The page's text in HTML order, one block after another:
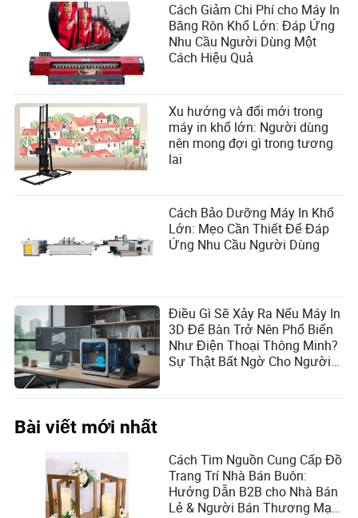
Cách Giảm Chi Phí cho Máy In
Băng Rôn Khổ Lớn: Đáp Ứng
Nhu Cầu Người Dùng Một
Cách Hiệu Quả
Xu hướng và đổi mới trong
máy in khổ lớn: Người dùng
nên mong đợi gì trong tương
lai
Cách Bảo Dưỡng Máy In Khổ
Lớn: Mẹo Cần Thiết Để Đáp
Ứng Nhu Cầu Người Dùng
Điều Gì Sẽ Xảy Ra Nếu Máy In
3D Để Bàn Trở Nên Phổ Biến
Như Điện Thoại Thông Minh?
Sự Thật Bất Ngờ Cho Người
Bài viết mới nhất
Cách Tìm Nguồn Cung Cấp Đồ
Trang Trí Nhà Bán Buôn:
Hướng Dẫn B2B cho Nhà Bán
Lẻ & Người Bán Thương Mại